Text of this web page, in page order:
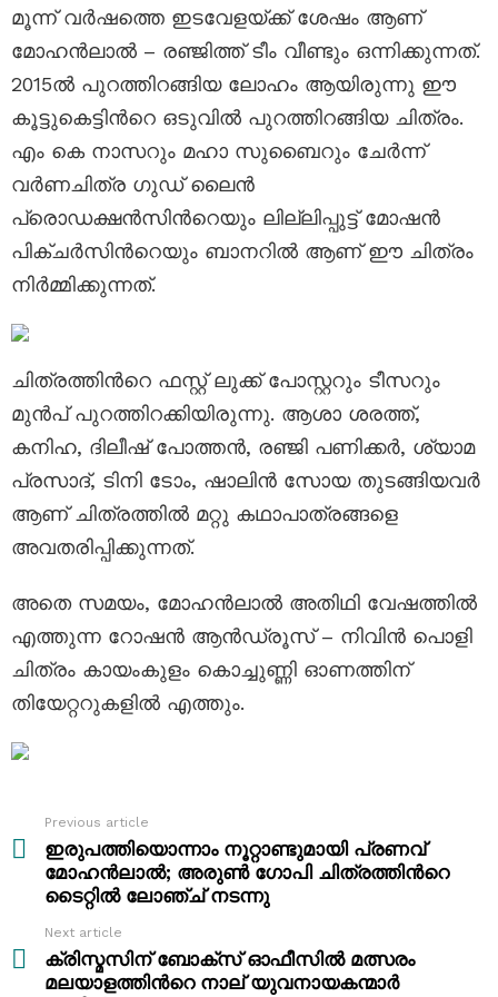
മൂന്ന് വർഷത്തെ ഇടവേളയ്ക്ക് ശേഷം ആണ്
മോഹൻലാൽ – രഞ്ജിത്ത് ടീം വീണ്ടും ഒന്നിക്കുന്നത്.
2015ൽ പുറത്തിറങ്ങിയ ലോഹം ആയിരുന്നു ഈ
കൂട്ടുകെട്ടിന്‍റെ ഒടുവിൽ പുറത്തിറങ്ങിയ ചിത്രം.
എം കെ നാസറും മഹാ സുബൈറും ചേർന്ന്
വർണചിത്ര ഗുഡ് ലൈൻ
പ്രൊഡക്ഷൻസിന്‍റെയും ലില്ലിപ്പുട്ട് മോഷൻ
പിക്ചർസിന്‍റെയും ബാനറിൽ ആണ് ഈ ചിത്രം
നിർമ്മിക്കുന്നത്.
ചിത്രത്തിന്‍റെ ഫസ്റ്റ് ലുക്ക് പോസ്റ്ററും ടീസറും
മുൻപ് പുറത്തിറക്കിയിരുന്നു. ആശാ ശരത്ത്‌,
കനിഹ, ദിലീഷ് പോത്തന്‍, രഞ്ജി പണിക്കർ, ശ്യാമ
പ്രസാദ്‌, ടിനി ടോം, ഷാലിൻ സോയ തുടങ്ങിയവർ
ആണ് ചിത്രത്തിൽ മറ്റു കഥാപാത്രങ്ങളെ
അവതരിപ്പിക്കുന്നത്.
അതെ സമയം, മോഹന്‍ലാല്‍ അതിഥി വേഷത്തില്‍
എത്തുന്ന റോഷൻ ആൻഡ്രൂസ് – നിവിന്‍ പൊളി
ചിത്രം കായംകുളം കൊച്ചുണ്ണി ഓണത്തിന്
തിയേറ്ററുകളില്‍ എത്തും.
more
Previous article
ഇരുപത്തിയൊന്നാം നൂറ്റാണ്ടുമായി പ്രണവ്
മോഹൻലാൽ; അരുൺ ഗോപി ചിത്രത്തിന്‍റെ
ടൈറ്റിൽ ലോഞ്ച് നടന്നു
Next article
ക്രിസ്മസിന് ബോക്സ് ഓഫീസിൽ മത്സരം
മലയാളത്തിന്‍റെ നാല് യുവനായകന്മാർ